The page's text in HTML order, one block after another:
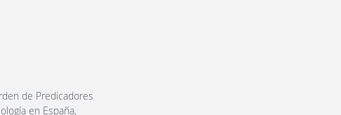
de Predicadores
en España,